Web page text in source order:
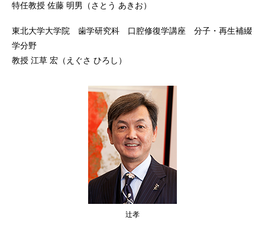
特任教授 佐藤 明男（さとう あきお）
東北大学大学院 歯学研究科 口腔修復学講座 分子・再生補綴
学分野
教授 江草 宏（えぐさ ひろし）
辻孝